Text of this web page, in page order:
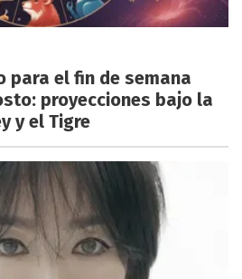
para el fin de semana
proyecciones bajo la
y el Tigre